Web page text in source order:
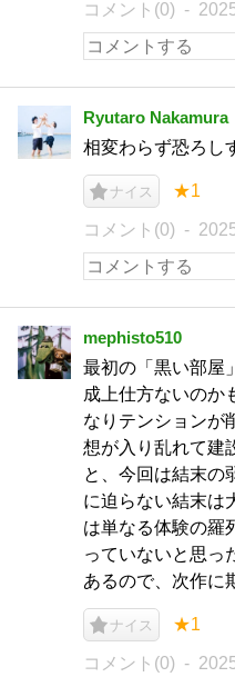
コメント(0)
Ryutaro Nakamura
相変わらず恐ろし
ナイス ★1
コメント(0)
mephisto510
最初の「黒い部屋
成上仕方ないのか
なりテンションが
想が入り乱れて建
と、今回は結末の
に迫らない結末は
は単なる体験の羅
っていないと思っ
あるので、次作に
ナイス ★1
コメント(0)